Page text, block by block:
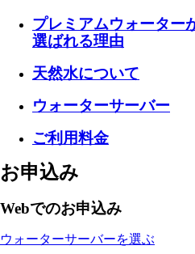
プレミアムウォーター
選ばれる理由
天然水について
ウォーターサーバー
ご利用料金
お申込み
Webでのお申込み
ウォーターサーバーを選ぶ